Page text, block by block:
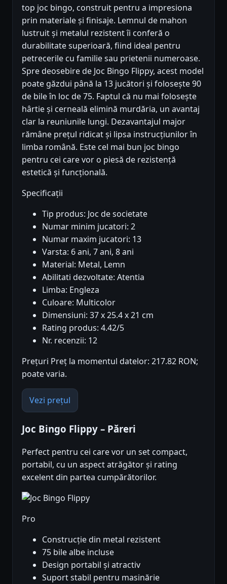
top joc bingo, construit pentru a impresiona
prin materiale și finisaje. Lemnul de mahon
lustruit și metalul rezistent îi conferă o
durabilitate superioară, fiind ideal pentru
petrecerile cu familie sau prietenii numeroase.
Spre deosebire de Joc Bingo Flippy, acest model
poate găzdui până la 13 jucători și folosește 90
de bile în loc de 75. Faptul că nu mai folosește
hârtie și cerneală elimină murdăria, un avantaj
clar la reuniunile lungi. Dezavantajul major
rămâne prețul ridicat și lipsa instrucțiunilor în
limba română. Este cel mai bun joc bingo
pentru cei care vor o piesă de rezistență
estetică și funcțională.
Specificații
Tip produs: Joc de societate
Numar minim jucatori: 2
Numar maxim jucatori: 13
Varsta: 6 ani, 7 ani, 8 ani
Material: Metal, Lemn
Abilitati dezvoltate: Atentia
Limba: Engleza
Culoare: Multicolor
Dimensiuni: 37 x 25.4 x 21 cm
Rating produs: 4.42/5
Nr. recenzii: 12
Prețuri Preț la momentul datelor: 217.82 RON;
poate varia.
Vezi prețul
Joc Bingo Flippy – Păreri
Perfect pentru cei care vor un set compact,
portabil, cu un aspect atrăgător și rating
excelent din partea cumpărătorilor.
Pro
Construcție din metal rezistent
75 bile albe incluse
Design portabil și atractiv
Suport stabil pentru masinărie